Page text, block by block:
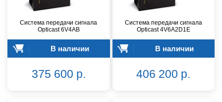
Система передачи сигнала
Opticast 6V4AB
В наличии
375 600 р.
Система передачи сигнала
Opticast 4V6A2D1E
В наличии
406 200 р.